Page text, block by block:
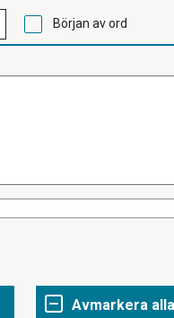
Början av ord